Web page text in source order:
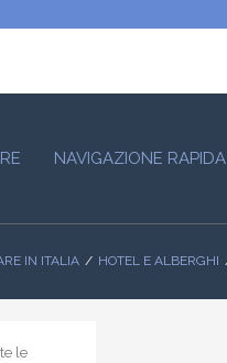
NAVIGAZIONE RAPIDA
IN ITALIA HOTEL E ALBERGHI
le